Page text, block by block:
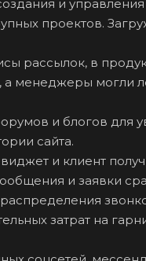
и
проектов.
рассылок, в
менеджеры могли
и блогов для
сайта.
и клиент
и заявки
затрат на